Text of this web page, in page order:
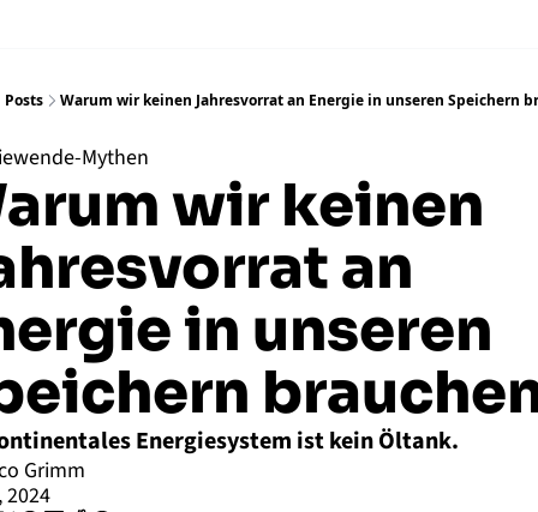
Posts Warum wir keinen Jahresvorrat an Energie in unseren Speichern
Mythen
wir keinen
an
in unseren
Energiesystem ist kein Öltank.
Grimm
2024